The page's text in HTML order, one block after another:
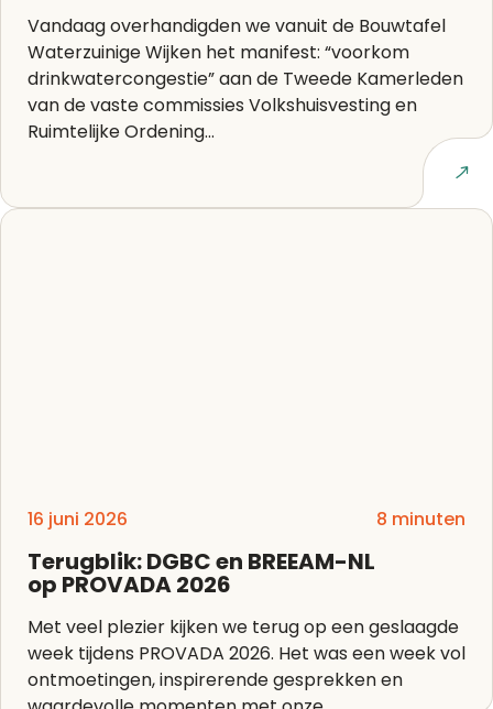
Vandaag overhandigden we vanuit de Bouwtafel
Waterzuinige Wijken het manifest: “voorkom
drinkwatercongestie” aan de Tweede Kamerleden
van de vaste commissies Volkshuisvesting en
Ruimtelijke Ordening...
Lees artikel
16 juni 2026 8 minuten
Terugblik: DGBC en BREEAM-NL
op PROVADA 2026
Met veel plezier kijken we terug op een geslaagde
week tijdens PROVADA 2026. Het was een week vol
ontmoetingen, inspirerende gesprekken en